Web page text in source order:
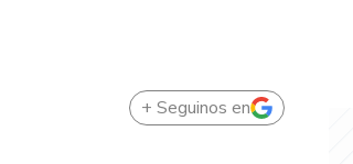
+ Seguinos en